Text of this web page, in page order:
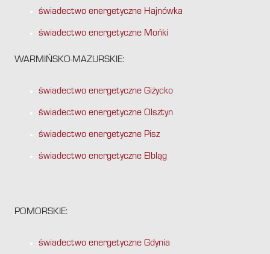
świadectwo energetyczne Hajnówka
świadectwo energetyczne Mońki
WARMIŃSKO-MAZURSKIE:
świadectwo energetyczne Giżycko
świadectwo energetyczne Olsztyn
świadectwo energetyczne Pisz
świadectwo energetyczne Elbląg
POMORSKIE:
świadectwo energetyczne Gdynia